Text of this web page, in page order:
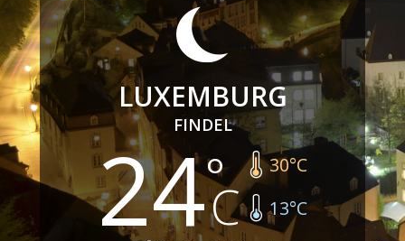
LUXEMBURG
FINDEL
24 30°C
13°C